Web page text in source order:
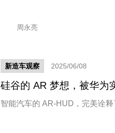
周永亮
新造车观察 2025/06/08
硅谷的 AR 梦想，被华为
智能汽车的 AR-HUD，完美诠释